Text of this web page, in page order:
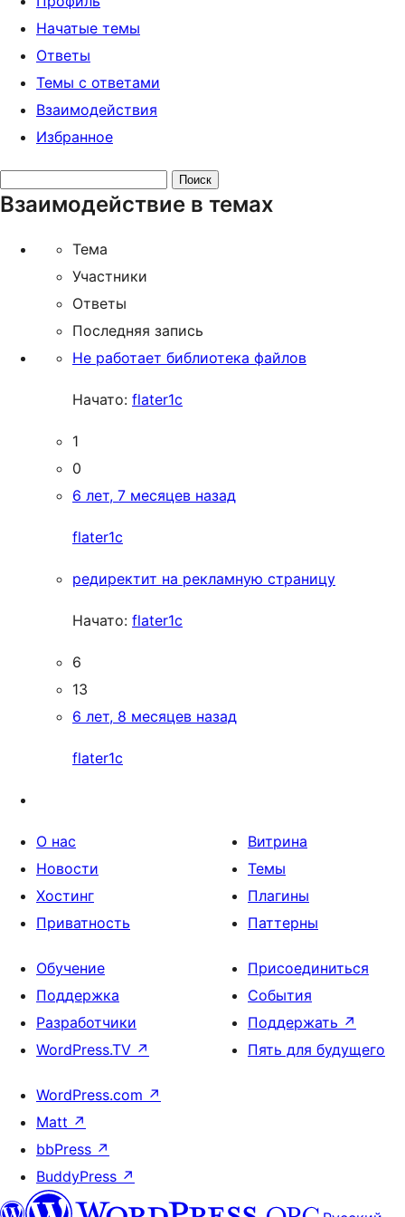
Начатые темы
Ответы
Темы с ответами
Взаимодействия
Избранное
тем:
Взаимодействие в темах
Тема
Участники
Ответы
Последняя запись
Не работает библиотека файлов
Начато: flater1c
1
0
6 лет, 7 месяцев назад
flater1c
редиректит на рекламную страницу
Начато: flater1c
6
13
6 лет, 8 месяцев назад
flater1c
О нас
Новости
Хостинг
Приватность
Витрина
Темы
Плагины
Паттерны
Обучение
Поддержка
Разработчики
WordPress.TV ↗
Присоединиться
События
Поддержать ↗
Пять для будущего
WordPress.com ↗
Matt ↗
bbPress ↗
BuddyPress ↗